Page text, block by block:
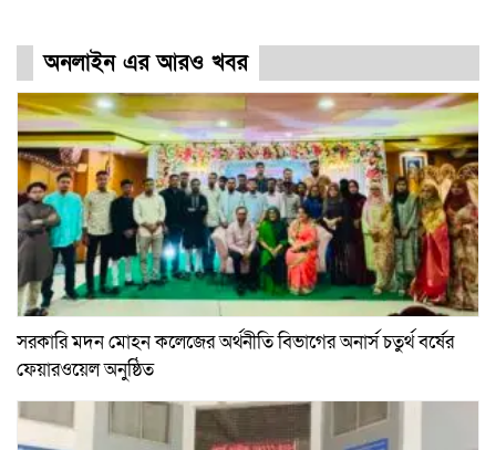
অনলাইন এর আরও খবর
সরকারি মদন মোহন কলেজের অর্থনীতি বিভাগের অনার্স চতুর্থ বর্ষের
ফেয়ারওয়েল অনুষ্ঠিত